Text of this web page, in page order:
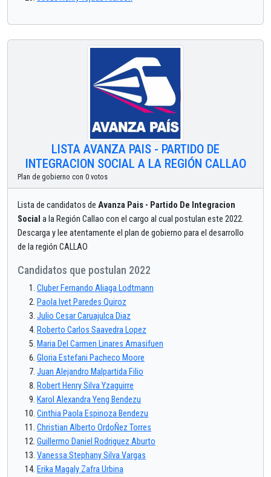
LISTA AVANZA PAIS - PARTIDO DE
INTEGRACION SOCIAL A LA REGIÓN CALLAO
Plan de gobierno con 0 votos
Lista de candidatos de Avanza Pais - Partido De Integracion
Social a la Región Callao con el cargo al cual postulan este 2022.
Descarga y lee atentamente el plan de gobierno para el desarrollo
de la región CALLAO
Candidatos que postulan 2022
Cluber Fernando Aliaga Lodtmann
Paola Ivet Paredes Quiroz
Julio Cesar Caruajulca Diaz
Roberto Carlos Saavedra Lopez
Maria Del Carmen Linares Amasifuen
Gloria Estefani Pacheco Moore
Juan Alejandro Malpartida Filio
Robert Henry Silva Yzaguirre
Karol Alexandra Yeng Bendezu
Cinthia Paola Espinoza Bendezu
Christian Alberto OrdoÑez Torres
Guillermo Daniel Rodriguez Aburto
Vanessa Stephany Silva Vargas
Erika Magaly Zafra Urbina